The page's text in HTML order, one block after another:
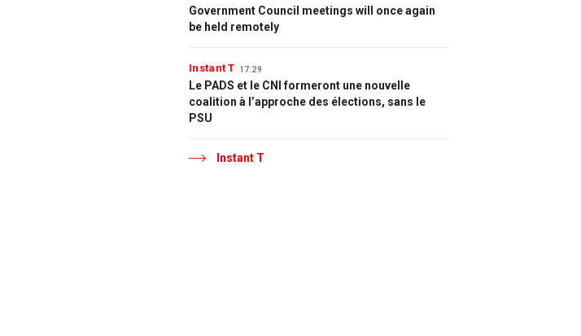
Government Council meetings will once again
be held remotely
Instant T 17:29
Le PADS et le CNI formeront une nouvelle
coalition à l’approche des élections, sans le
PSU
Instant T